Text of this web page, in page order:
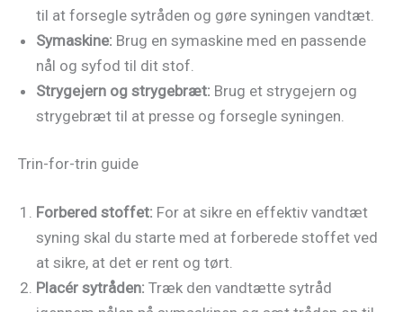
til at forsegle sytråden og gøre syningen vandtæt.
Symaskine: Brug en symaskine med en passende
nål og syfod til dit stof.
Strygejern og strygebræt: Brug et strygejern og
strygebræt til at presse og forsegle syningen.
Trin-for-trin guide
Forbered stoffet: For at sikre en effektiv vandtæt
syning skal du starte med at forberede stoffet ved
at sikre, at det er rent og tørt.
Placér sytråden: Træk den vandtætte sytråd